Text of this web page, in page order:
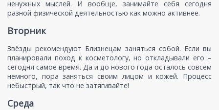
ненужных мыслей. И вообще, занимайте себя сегодня
разной физической деятельностью как можно активнее.
Вторник
Звёзды рекомендуют Близнецам заняться собой. Если вы
планировали поход к косметологу, но откладывали его –
сегодня самое время. Да и до нового года осталось совсем
немного, пора заняться своим лицом и кожей. Процесс
небыстрый, так что не затягивайте!
Среда